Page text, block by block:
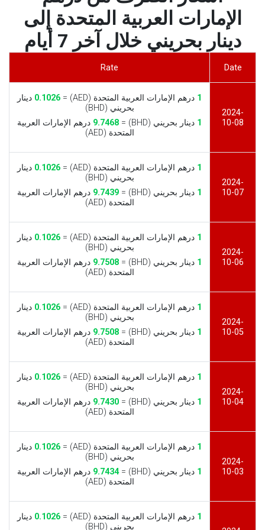
الإمارات العربية المتحدة إلى
دينار بحريني خلال آخر 7 أيام
Date
Rate
2024-
10-08
1 درهم الإمارات العربية المتحدة (AED) = 0.1026 دينار
بحريني (BHD)
1 دينار بحريني (BHD) = 9.7468 درهم الإمارات العربية
المتحدة (AED)
2024-
10-07
1 درهم الإمارات العربية المتحدة (AED) = 0.1026 دينار
بحريني (BHD)
1 دينار بحريني (BHD) = 9.7439 درهم الإمارات العربية
المتحدة (AED)
2024-
10-06
1 درهم الإمارات العربية المتحدة (AED) = 0.1026 دينار
بحريني (BHD)
1 دينار بحريني (BHD) = 9.7508 درهم الإمارات العربية
المتحدة (AED)
2024-
10-05
1 درهم الإمارات العربية المتحدة (AED) = 0.1026 دينار
بحريني (BHD)
1 دينار بحريني (BHD) = 9.7508 درهم الإمارات العربية
المتحدة (AED)
2024-
10-04
1 درهم الإمارات العربية المتحدة (AED) = 0.1026 دينار
بحريني (BHD)
1 دينار بحريني (BHD) = 9.7430 درهم الإمارات العربية
المتحدة (AED)
2024-
10-03
1 درهم الإمارات العربية المتحدة (AED) = 0.1026 دينار
بحريني (BHD)
1 دينار بحريني (BHD) = 9.7434 درهم الإمارات العربية
المتحدة (AED)
1 درهم الإمارات العربية المتحدة (AED) = 0.1026 دينار
بحريني (BHD)